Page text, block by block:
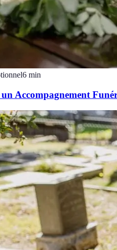
6 min
Accompagnement